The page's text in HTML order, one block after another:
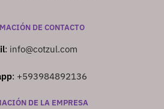
DE CONTACTO
: info@cotzul.com
: +593984892136
DE LA EMPRESA